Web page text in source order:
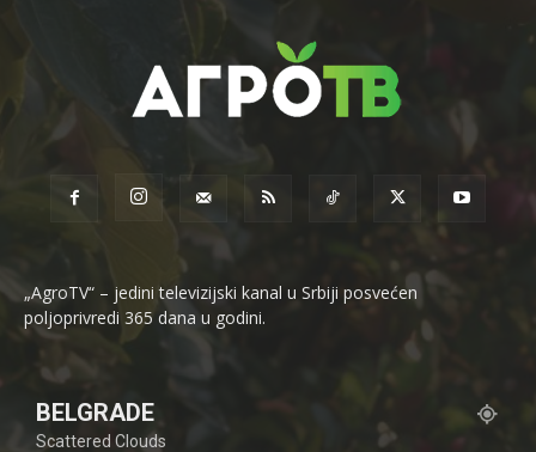
„AgroTV“ – jedini televizijski kanal u Srbiji posvećen
poljoprivredi 365 dana u godini.
BELGRADE
Scattered Clouds